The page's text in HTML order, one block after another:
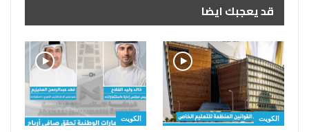
قد يعجبك ايضا
الكويت الكويت